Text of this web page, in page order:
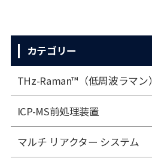
カテゴリー
THz-Raman™（低周波ラマン）
ICP-MS前処理装置
マルチ リアクター システム